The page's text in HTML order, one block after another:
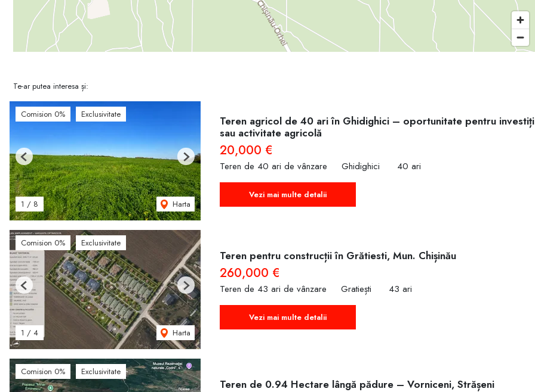
Te-ar putea interesa și:
Comision 0% Exclusivitate
1 / 8 Harta
Previous Next
Teren agricol de 40 ari în Ghidighici – oportunitate pentru
sau activitate agricolă
20,000 €
Teren de 40 ari de vânzare Ghidighici 40 ari
Vezi mai multe detalii
Comision 0% Exclusivitate
1 / 4 Harta
Previous Next
Teren pentru construcții în Grătiesti, Mun. Chișinău
260,000 €
Teren de 43 ari de vânzare Gratiești 43 ari
Vezi mai multe detalii
Comision 0% Exclusivitate
Teren de 0.94 Hectare lângă pădure – Vorniceni, Strășeni